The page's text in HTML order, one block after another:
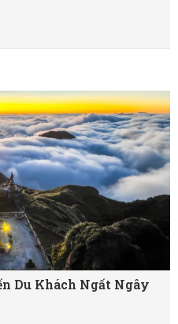
Du Khách Ngất Ngây